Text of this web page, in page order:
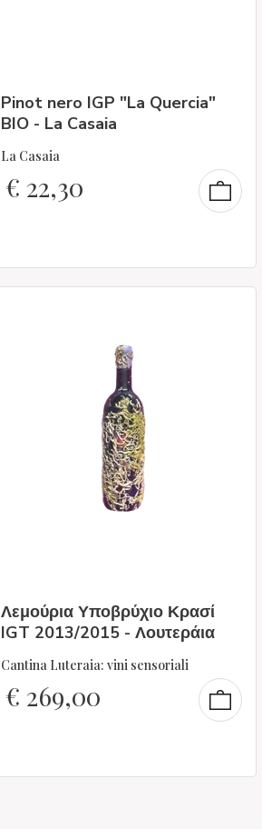
Pinot nero IGP "La Quercia"
BIO - La Casaia
La Casaia
€ 22,30
Λεμούρια Υποβρύχιο Κρασί
IGT 2013/2015 - Λουτεράια
Cantina Luteraia: vini sensoriali
€ 269,00